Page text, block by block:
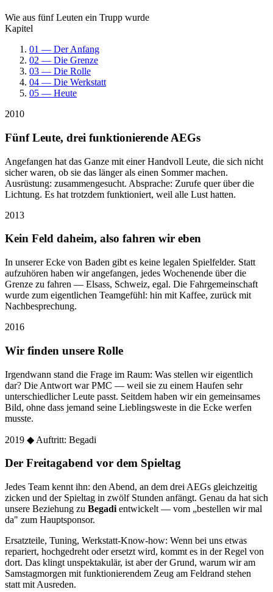
Wie aus fünf Leuten ein Trupp wurde
Kapitel
01 — Der Anfang
02 — Die Grenze
03 — Die Rolle
04 — Die Werkstatt
05 — Heute
2010
Fünf Leute, drei funktionierende AEGs
Angefangen hat das Ganze mit einer Handvoll Leute, die sich nicht
sicher waren, ob sie das länger als einen Sommer machen.
Ausrüstung: zusammengesucht. Absprache: Zurufe quer über die
Lichtung. Es hat trotzdem funktioniert, weil alle Lust hatten.
2013
Kein Feld daheim, also fahren wir eben
In unserer Ecke von Baden gibt es keine legalen Spielfelder. Statt
aufzuhören haben wir angefangen, jedes Wochenende über die
Grenze zu fahren — Elsass, Schweiz, egal. Die Fahrgemeinschaft
wurde zum eigentlichen Teamgefühl: hin mit Kaffee, zurück mit
Nachbesprechung.
2016
Wir finden unsere Rolle
Irgendwann stand die Frage im Raum: Was stellen wir eigentlich
dar? Die Antwort war PMC — weil sie zu einem Haufen sehr
unterschiedlicher Leute passt. Seitdem haben wir ein gemeinsames
Bild, ohne dass jemand seine Lieblingsweste in die Ecke werfen
musste.
2019 ◆ Auftritt: Begadi
Der Freitagabend vor dem Spieltag
Jedes Team kennt ihn: den Abend, an dem drei AEGs gleichzeitig
zicken und der Spieltag in zwölf Stunden anfängt. Genau da hat sich
unsere Beziehung zu Begadi entwickelt — vom „bestellen wir mal
da" zum Hauptsponsor.
Ersatzteile, Tuning, Werkstatt-Know-how: Wenn bei uns etwas
repariert, hochgedreht oder ersetzt wird, kommt es in der Regel von
dort. Das klingt unspektakulär, ist aber der Grund, warum wir am
Samstagmorgen mit funktionierendem Zeug am Feldrand stehen
statt mit Ausreden.